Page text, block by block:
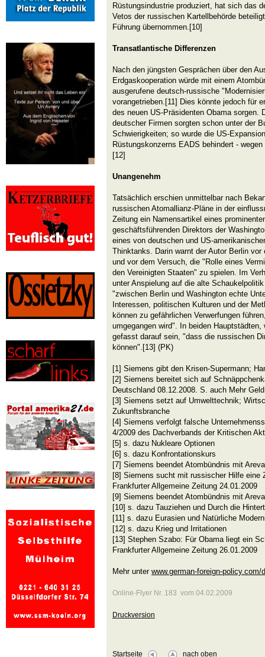
Rüstungsindustrie produziert, hat sich das
Vetos der russischen Kartellbehörde
Führung übernommen.[10]
Transatlantische Differenzen
Nach den jüngsten Gesprächen über den
Erdgaskooperation würde mit einem
ausgerufene deutsch-russische
vorangetrieben.[11] Dies könnte jedoch für
des neuen US-Präsidenten Obama sorgen.
deutscher Firmen sorgten schon unter der
Schwierigkeiten; so wurde die US-
Rüstungskonzerns EADS behindert -
[12]
Unangenehm
Tatsächlich erschien unmittelbar nach
russischen Atomallianz-Pläne in der
Zeitung ein Namensartikel eines
geschäftsführenden Direktors der
eines von deutschen und US-
Thinktanks. Darin warnt der Autor Berlin
und vor dem Versuch, die "Rolle eines
den Vereinigten Staaten" zu spielen. Im
unter Anspielung auf die alte
"zwischen Berlin und Washington echte
Interessen, politischen Kulturen und der
können zu gefährlichen Verwerfungen
umgegangen wird". In beiden
gefasst darauf sein, "dass die russischen
können".[13] (PK)
[1] Siemens gibt den Krisen-Supermann;
[2] Siemens bereitet sich auf
Deutschland 08.12.2008. S. auch Mehr
[3] Siemens setzt auf Umwelttechnik;
Zukunftsbranche
[4] Siemens verfolgt falsche
4/2009 des Dachverbands der Kritischen
[5] s. dazu Nukleare Optionen
[6] s. dazu Konfrontationskurs
[7] Siemens beendet Atombündnis mit
[8] Siemens sucht mit russischer Hilfe eine
Frankfurter Allgemeine Zeitung 24.01.2009
[9] Siemens beendet Atombündnis mit
[10] s. dazu Tauziehen und Durch die
[11] s. dazu Eurasien und Natürliche
[12] s. dazu Krieg und Irritationen
[13] Stephen Szabo: Für Obama liegt ein
Frankfurter Allgemeine Zeitung 26.01.2009
Mehr unter www.german-foreign-policy.com/
Online-Flyer Nr. 183 vom 04.02.2009
Druckversion
Startseite nach oben